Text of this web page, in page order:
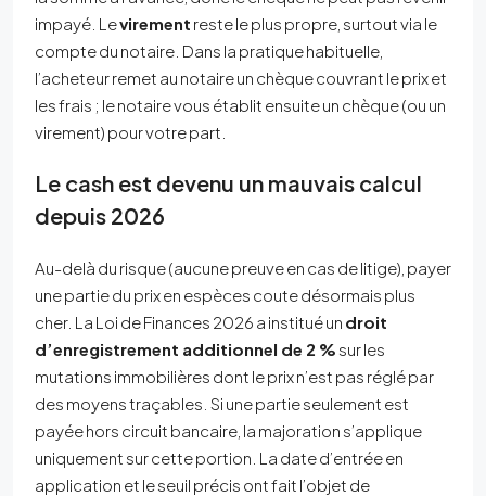
impayé. Levirement reste le plus propre, surtout via le
compte du notaire. Dans la pratique habituelle,
l’acheteur remet au notaire un chèque couvrant le prix et
les frais ; le notaire vous établit ensuite un chèque (ou un
virement) pour votre part.
Le cash est devenu un mauvais calcul
depuis 2026
Au-delà du risque (aucune preuve en cas de litige), payer
une partie du prix en espèces coute désormais plus
cher. La Loi de Finances 2026 a institué un droit
d’enregistrement additionnel de 2 % sur les
mutations immobilières dont le prix n’est pas réglé par
des moyens traçables. Si une partie seulement est
payée hors circuit bancaire, la majoration s’applique
uniquement sur cette portion. La date d’entrée en
application et le seuil précis ont fait l’objet de